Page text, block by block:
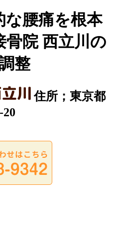
な腰痛を根本
骨院 西立川の
整
住所；東京都